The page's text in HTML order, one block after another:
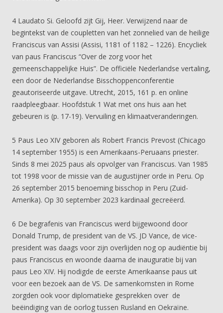
4 Laudato Si. Geloofd zijt Gij, Heer. Verwijzend naar de
begintekst van de coupletten van het zonnelied van de heilige
Franciscus van Assisi (Assisi, 1181 of 1182 – 1226). Encycliek
van paus Franciscus “Over de zorg voor het
gemeenschappelijke Huis”. De officiële Nederlandse vertaling,
een door de Nederlandse Bisschoppenconferentie
geautoriseerde uitgave. Utrecht, 2015, 161 p. en online
raadpleegbaar. Hoofdstuk 1 Wat met ons huis aan het
gebeuren is (p. 17-19). Vervuiling en klimaatveranderingen.
5 Paus Leo XIV geboren als Robert Francis Prevost (Chicago
14 september 1955) is een Amerikaans-Peruaans priester.
Sinds 8 mei 2025 paus als opvolger van Franciscus. Van 1985
tot 1998 voor de missie van de augustijner orde in Peru. Op
26 september 2015 benoeming bisschop in Peru (Zuid-
Amerika). Op 30 september 2023 kardinaal gecreëerd.
6 De begrafenis van Franciscus werd bijgewoond door
Donald Trump, de president van de VS. JD Vance, de vice-
president was daags voor zijn overlijden nog op audiëntie bij
paus Franciscus en woonde daarna de inauguratie bij van
paus Leo XIV. Hij nodigde de eerste Amerikaanse paus uit
voor een bezoek aan de VS. De samenkomsten in Rome
zorgden ook voor diplomatieke gesprekken over de
beëindiging van de oorlog tussen Rusland en Oekraïne.